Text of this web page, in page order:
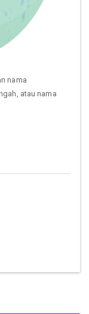
nama
atau nama